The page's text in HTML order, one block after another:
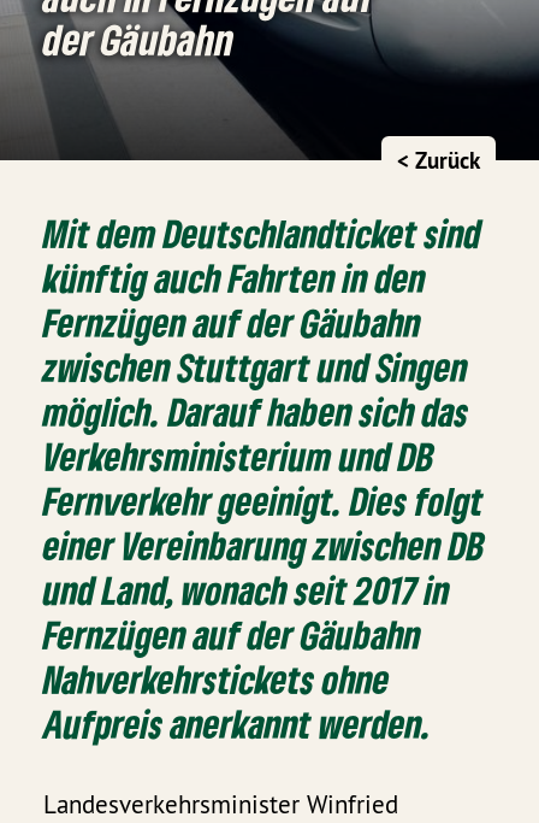
der Gäubahn
< Zurück
Mit dem Deutschlandticket sind
künftig auch Fahrten in den
Fernzügen auf der Gäubahn
zwischen Stuttgart und Singen
möglich. Darauf haben sich das
Verkehrsministerium und DB
Fernverkehr geeinigt. Dies folgt
einer Vereinbarung zwischen DB
und Land, wonach seit 2017 in
Fernzügen auf der Gäubahn
Nahverkehrstickets ohne
Aufpreis anerkannt werden.
Landesverkehrsminister Winfried